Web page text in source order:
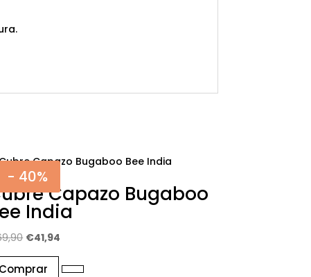
- 40%
Capazo Bugaboo
India
El
precio
original
€41,94
actual
Comprar